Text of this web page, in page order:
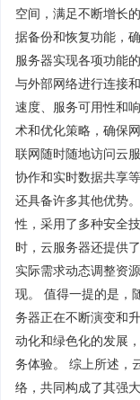
空间，满足不断增长
据备份和恢复功能，
服务器实现各项功能
与外部网络进行连接
速度、服务可用性和
术和优化策略，确保
联网随时随地访问云
协作和实时数据共享
还具备许多其他优势
性，采用了多种安全
时，云服务器还提供
实际需求动态调整资
现。 值得一提的是，
务器正在不断演变和
动化和绿色化的发展
务体验。 综上所述
络，共同构成了其强